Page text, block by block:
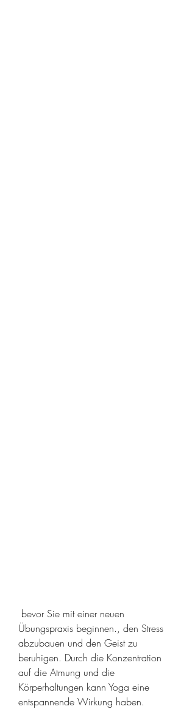
Übungspraxis beginnen., den Stress
abzubauen und den Geist zu
beruhigen. Durch die Konzentration
auf die Atmung und die
Körperhaltungen kann Yoga eine
entspannende Wirkung haben.